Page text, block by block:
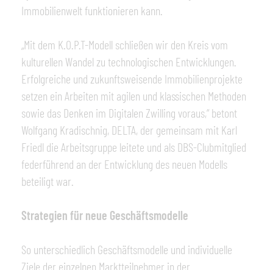
Immobilienwelt funktionieren kann.
„Mit dem K.O.P.T-Modell schließen wir den Kreis vom
kulturellen Wandel zu technologischen Entwicklungen.
Erfolgreiche und zukunftsweisende Immobilienprojekte
setzen ein Arbeiten mit agilen und klassischen Methoden
sowie das Denken im Digitalen Zwilling voraus,“ betont
Wolfgang Kradischnig, DELTA, der gemeinsam mit Karl
Friedl die Arbeitsgruppe leitete und als DBS-Clubmitglied
federführend an der Entwicklung des neuen Modells
beteiligt war.
Strategien für neue Geschäftsmodelle
So unterschiedlich Geschäftsmodelle und individuelle
Ziele der einzelnen Marktteilnehmer in der